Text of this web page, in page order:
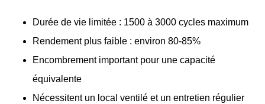
Durée de vie limitée : 1500 à 3000 cycles maximum
Rendement plus faible : environ 80-85%
Encombrement important pour une capacité
équivalente
Nécessitent un local ventilé et un entretien régulier